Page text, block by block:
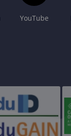
YouTube